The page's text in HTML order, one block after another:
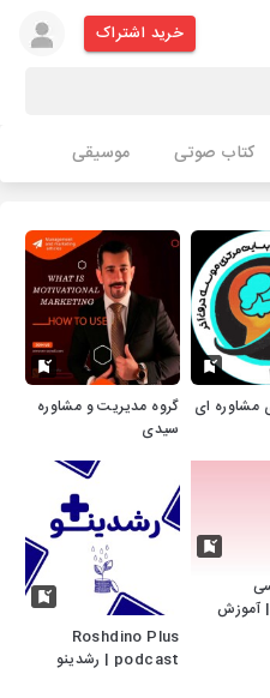
خرید اشتراک
کتاب صوتی موسیقی
مشاوره ای
گروه مدیریت و مشاوره
سیدی
| آموزش
Roshdino Plus
podcast | رشدینو